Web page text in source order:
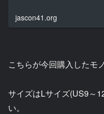
jascon41.org
こちらが今回購入したモノ
サイズはLサイズ(US9～
い。